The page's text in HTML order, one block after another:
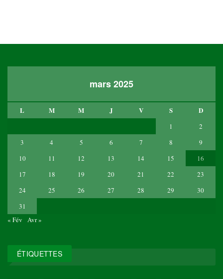
mars 2025
L M M J V S D
1
2
3
4 5 6 7 8
9
10
11 12 13 14 15
16
17
18 19 20 21 22
23
24
25 26 27 28 29
30
31
« Fév
Avr »
ÉTIQUETTES